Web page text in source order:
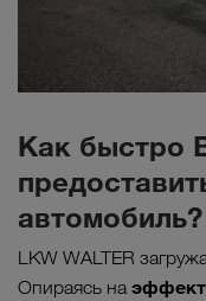
Как быстро
автомобиль?
LKW WALTER
Опираясь на